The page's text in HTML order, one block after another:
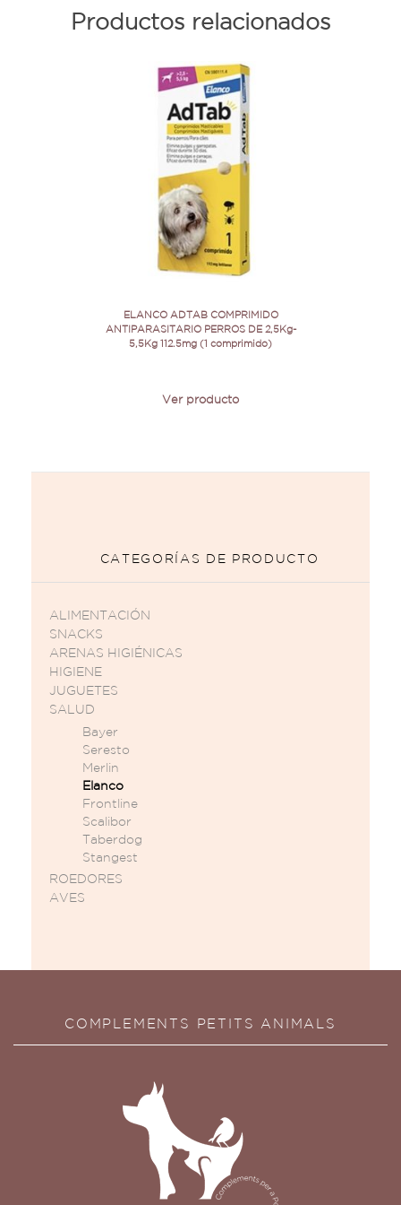
Productos relacionados
ELANCO ADTAB COMPRIMIDO
ANTIPARASITARIO PERROS DE 2,5Kg-
5,5Kg 112.5mg (1 comprimido)
Ver producto
CATEGORÍAS DE PRODUCTO
ALIMENTACIÓN
SNACKS
ARENAS HIGIÉNICAS
HIGIENE
JUGUETES
SALUD
Bayer
Seresto
Merlin
Elanco
Frontline
Scalibor
Taberdog
Stangest
ROEDORES
AVES
COMPLEMENTS PETITS ANIMALS